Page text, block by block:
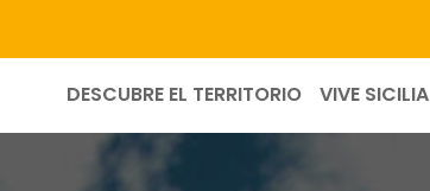
DESCUBRE EL TERRITORIO VIVE SICILIA